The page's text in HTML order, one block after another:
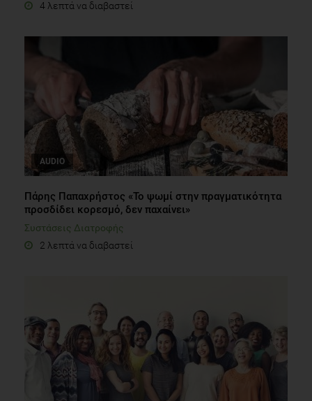
4 λεπτά να διαβαστεί
AUDIO
Πάρης Παπαχρήστος «Το ψωμί στην πραγματικότητα
προσδίδει κορεσμό, δεν παχαίνει»
Συστάσεις Διατροφής
2 λεπτά να διαβαστεί